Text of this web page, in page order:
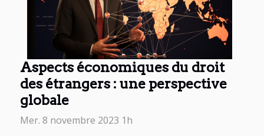
Aspects économiques du droit
des étrangers : une perspective
globale
Mer. 8 novembre 2023 1h